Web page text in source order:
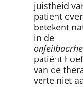
juistheid
patiënt
betekent
in de
patiënt
van de
verte niet